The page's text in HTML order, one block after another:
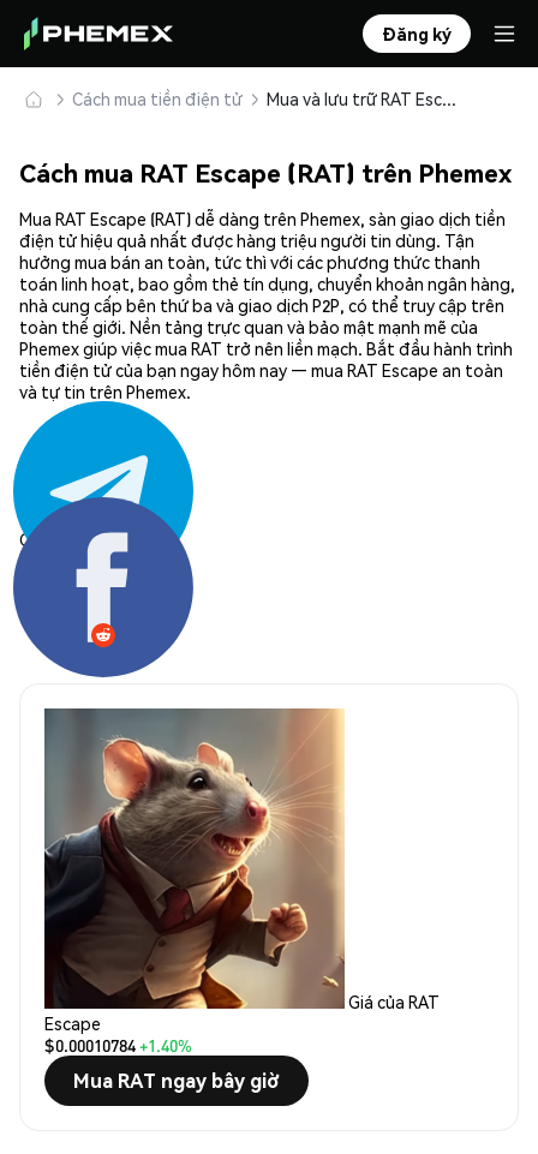
Đăng ký
Cách mua tiền điện tử Mua và lưu trữ RAT Escape (RAT) an toàn
Cách mua RAT Escape (RAT) trên Phemex
Mua RAT Escape (RAT) dễ dàng trên Phemex, sàn giao dịch tiền
điện tử hiệu quả nhất được hàng triệu người tin dùng. Tận
hưởng mua bán an toàn, tức thì với các phương thức thanh
toán linh hoạt, bao gồm thẻ tín dụng, chuyển khoản ngân hàng,
nhà cung cấp bên thứ ba và giao dịch P2P, có thể truy cập trên
toàn thế giới. Nền tảng trực quan và bảo mật mạnh mẽ của
Phemex giúp việc mua RAT trở nên liền mạch. Bắt đầu hành trình
tiền điện tử của bạn ngay hôm nay — mua RAT Escape an toàn
và tự tin trên Phemex.
Chia sẻ:
Giá của RAT
Escape
$0.00010784+1.40%
Mua RAT ngay bây giờ